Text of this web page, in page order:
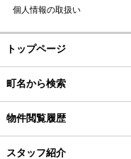
個人情報の取扱い
トップページ
町名から検索
物件閲覧履歴
スタッフ紹介